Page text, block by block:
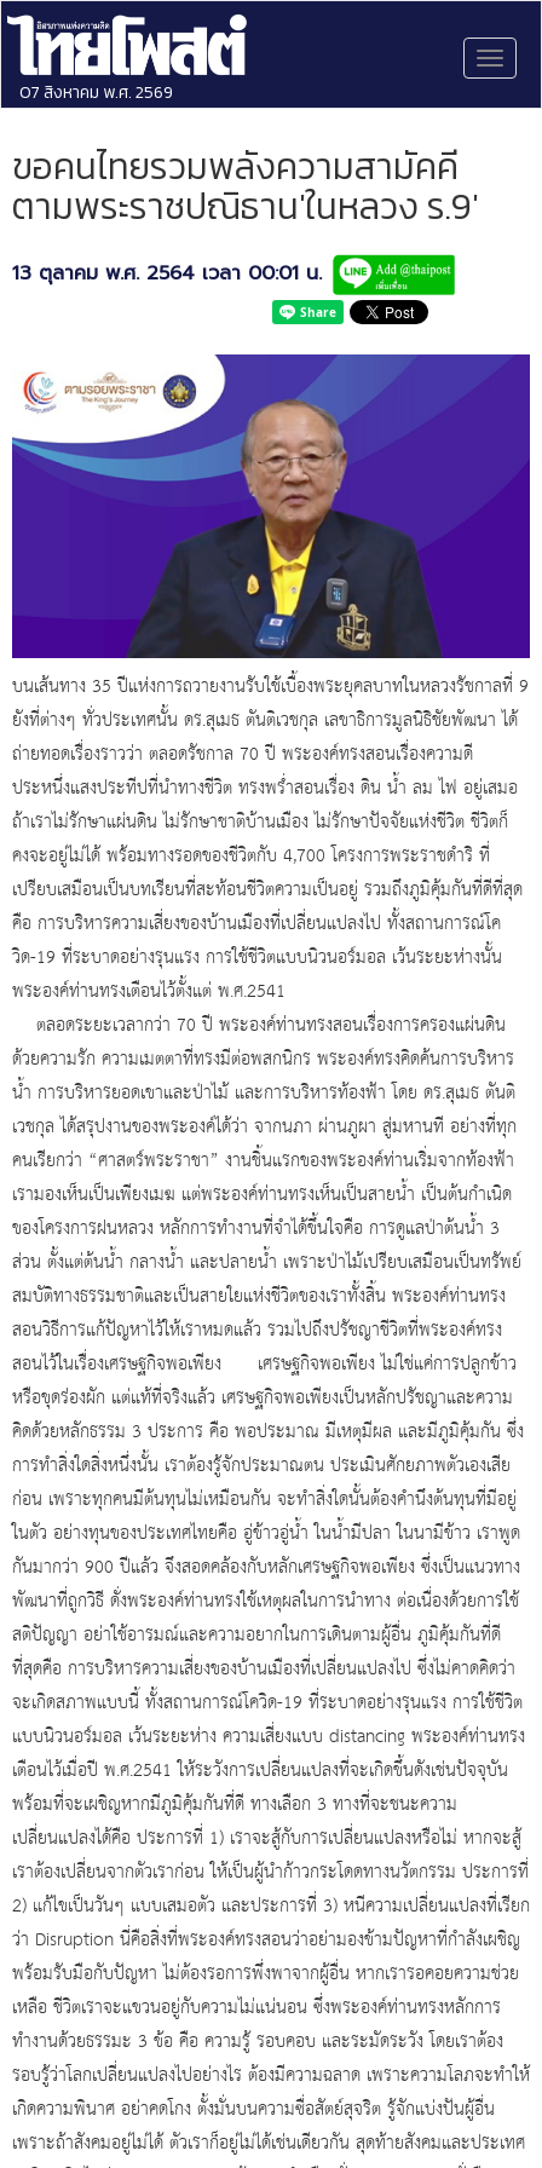
07 สิงหาคม พ.ศ. 2569
ขอคนไทยรวมพลังความสามัคคี
ตามพระราชปณิธาน'ในหลวง ร.9'
13 ตุลาคม พ.ศ. 2564 เวลา 00:01 น.
บนเส้นทาง 35 ปีแห่งการถวายงานรับใช้เบื้องพระยุคลบาทในหลวงรัชกาลที่ 9
ยังที่ต่างๆ ทั่วประเทศนั้น ดร.สุเมธ ตันติเวชกุล เลขาธิการมูลนิธิชัยพัฒนา ได้
ถ่ายทอดเรื่องราวว่า ตลอดรัชกาล 70 ปี พระองค์ทรงสอนเรื่องความดี
ประหนึ่งแสงประทีปที่นำทางชีวิต ทรงพร่ำสอนเรื่อง ดิน น้ำ ลม ไฟ อยู่เสมอ
ถ้าเราไม่รักษาแผ่นดิน ไม่รักษาชาติบ้านเมือง ไม่รักษาปัจจัยแห่งชีวิต ชีวิตก็
คงจะอยู่ไม่ได้ พร้อมทางรอดของชีวิตกับ 4,700 โครงการพระราชดำริ ที่
เปรียบเสมือนเป็นบทเรียนที่สะท้อนชีวิตความเป็นอยู่ รวมถึงภูมิคุ้มกันที่ดีที่สุด
คือ การบริหารความเสี่ยงของบ้านเมืองที่เปลี่ยนแปลงไป ทั้งสถานการณ์โค
วิด-19 ที่ระบาดอย่างรุนแรง การใช้ชีวิตแบบนิวนอร์มอล เว้นระยะห่างนั้น
พระองค์ท่านทรงเตือนไว้ตั้งแต่ พ.ศ.2541
ตลอดระยะเวลากว่า 70 ปี พระองค์ท่านทรงสอนเรื่องการครองแผ่นดิน
ด้วยความรัก ความเมตตาที่ทรงมีต่อพสกนิกร พระองค์ทรงคิดค้นการบริหาร
น้ำ การบริหารยอดเขาและป่าไม้ และการบริหารท้องฟ้า โดย ดร.สุเมธ ตันติ
เวชกุล ได้สรุปงานของพระองค์ได้ว่า จากนภา ผ่านภูผา สู่มหานที อย่างที่ทุก
คนเรียกว่า “ศาสตร์พระราชา” งานชิ้นแรกของพระองค์ท่านเริ่มจากท้องฟ้า
เรามองเห็นเป็นเพียงเมฆ แต่พระองค์ท่านทรงเห็นเป็นสายน้ำ เป็นต้นกำเนิด
ของโครงการฝนหลวง หลักการทำงานที่จำได้ขึ้นใจคือ การดูแลป่าต้นน้ำ 3
ส่วน ตั้งแต่ต้นน้ำ กลางน้ำ และปลายน้ำ เพราะป่าไม้เปรียบเสมือนเป็นทรัพย์
สมบัติทางธรรมชาติและเป็นสายใยแห่งชีวิตของเราทั้งสิ้น พระองค์ท่านทรง
สอนวิธีการแก้ปัญหาไว้ให้เราหมดแล้ว รวมไปถึงปรัชญาชีวิตที่พระองค์ทรง
สอนไว้ในเรื่องเศรษฐกิจพอเพียง เศรษฐกิจพอเพียง ไม่ใช่แค่การปลูกข้าว
หรือขุดร่องผัก แต่แท้ที่จริงแล้ว เศรษฐกิจพอเพียงเป็นหลักปรัชญาและความ
คิดด้วยหลักธรรม 3 ประการ คือ พอประมาณ มีเหตุมีผล และมีภูมิคุ้มกัน ซึ่ง
การทำสิ่งใดสิ่งหนึ่งนั้น เราต้องรู้จักประมาณตน ประเมินศักยภาพตัวเองเสีย
ก่อน เพราะทุกคนมีต้นทุนไม่เหมือนกัน จะทำสิ่งใดนั้นต้องคำนึงต้นทุนที่มีอยู่
ในตัว อย่างทุนของประเทศไทยคือ อู่ข้าวอู่น้ำ ในน้ำมีปลา ในนามีข้าว เราพูด
กันมากว่า 900 ปีแล้ว จึงสอดคล้องกับหลักเศรษฐกิจพอเพียง ซึ่งเป็นแนวทาง
พัฒนาที่ถูกวิธี ดั่งพระองค์ท่านทรงใช้เหตุผลในการนำทาง ต่อเนื่องด้วยการใช้
สติปัญญา อย่าใช้อารมณ์และความอยากในการเดินตามผู้อื่น ภูมิคุ้มกันที่ดี
ที่สุดคือ การบริหารความเสี่ยงของบ้านเมืองที่เปลี่ยนแปลงไป ซึ่งไม่คาดคิดว่า
จะเกิดสภาพแบบนี้ ทั้งสถานการณ์โควิด-19 ที่ระบาดอย่างรุนแรง การใช้ชีวิต
แบบนิวนอร์มอล เว้นระยะห่าง ความเสี่ยงแบบ distancing พระองค์ท่านทรง
เตือนไว้เมื่อปี พ.ศ.2541 ให้ระวังการเปลี่ยนแปลงที่จะเกิดขึ้นดังเช่นปัจจุบัน
พร้อมที่จะเผชิญหากมีภูมิคุ้มกันที่ดี ทางเลือก 3 ทางที่จะชนะความ
เปลี่ยนแปลงได้คือ ประการที่ 1) เราจะสู้กับการเปลี่ยนแปลงหรือไม่ หากจะสู้
เราต้องเปลี่ยนจากตัวเราก่อน ให้เป็นผู้นำก้าวกระโดดทางนวัตกรรม ประการที่
2) แก้ไขเป็นวันๆ แบบเสมอตัว และประการที่ 3) หนีความเปลี่ยนแปลงที่เรียก
ว่า Disruption นี่คือสิ่งที่พระองค์ทรงสอนว่าอย่ามองข้ามปัญหาที่กำลังเผชิญ
พร้อมรับมือกับปัญหา ไม่ต้องรอการพึ่งพาจากผู้อื่น หากเรารอคอยความช่วย
เหลือ ชีวิตเราจะแขวนอยู่กับความไม่แน่นอน ซึ่งพระองค์ท่านทรงหลักการ
ทำงานด้วยธรรมะ 3 ข้อ คือ ความรู้ รอบคอบ และระมัดระวัง โดยเราต้อง
รอบรู้ว่าโลกเปลี่ยนแปลงไปอย่างไร ต้องมีความฉลาด เพราะความโลภจะทำให้
เกิดความพินาศ อย่าคดโกง ตั้งมั่นบนความซื่อสัตย์สุจริต รู้จักแบ่งปันผู้อื่น
เพราะถ้าสังคมอยู่ไม่ได้ ตัวเราก็อยู่ไม่ได้เช่นเดียวกัน สุดท้ายสังคมและประเทศ